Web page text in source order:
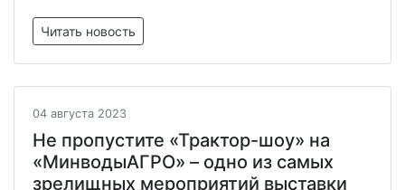
Читать новость
04 августа 2023
Не пропустите «Трактор-шоу» на
«МинводыАГРО» – одно из самых
зрелищных мероприятий выставки